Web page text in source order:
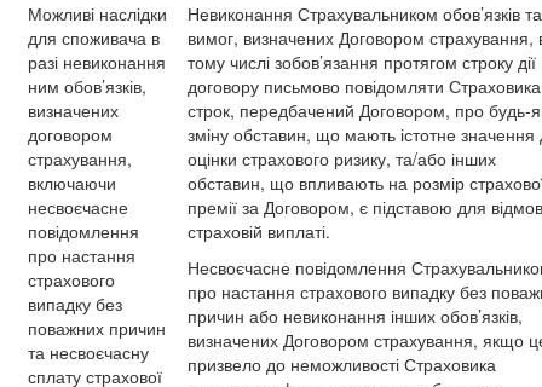
Можливі наслідки
для споживача в
разі невиконання
ним обов’язків,
визначених
договором
страхування,
включаючи
несвоєчасне
повідомлення
про настання
страхового
випадку без
поважних причин
та несвоєчасну
сплату страхової
Невиконання Страхувальником обов’язків та
вимог, визначених Договором страхування,
тому числі зобов’язання протягом строку дії
договору письмово повідомляти
строк, передбачений Договором, про будь-
зміну обставин, що мають істотне значення
оцінки страхового ризику, та/або інших
обставин, що впливають на розмір
премії за Договором, є підставою для
страховій виплаті.
Несвоєчасне повідомлення
про настання страхового випадку без
причин або невиконання інших обов’язків,
визначених Договором страхування, якщо
призвело до неможливості Страховика